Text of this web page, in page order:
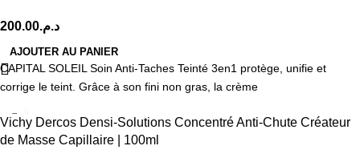
د.م.200.00
AJOUTER AU PANIER
CAPITAL SOLEIL Soin Anti-Taches Teinté 3en1 protège, unifie et
corrige le teint. Grâce à son fini non gras, la crème
Vichy Dercos Densi-Solutions Concentré Anti-Chute Créateur
de Masse Capillaire | 100ml